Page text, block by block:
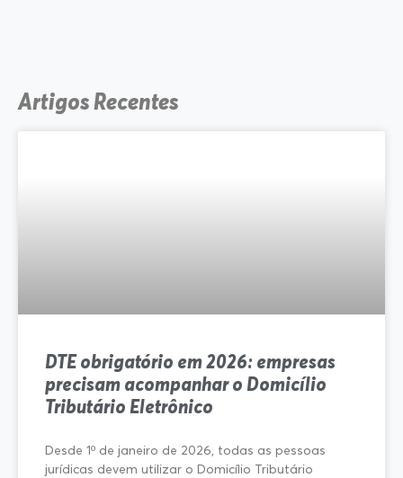
Artigos Recentes
DTE obrigatório em 2026: empresas
precisam acompanhar o Domicílio
Tributário Eletrônico
Desde 1º de janeiro de 2026, todas as pessoas
jurídicas devem utilizar o Domicílio Tributário